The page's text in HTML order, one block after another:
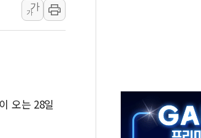
군, 독도 인근서 동해영토수호훈련 비공개 실시
내부서도 제기되는 레버리지 책임론…정청래·조국,
가
가
오는 28일